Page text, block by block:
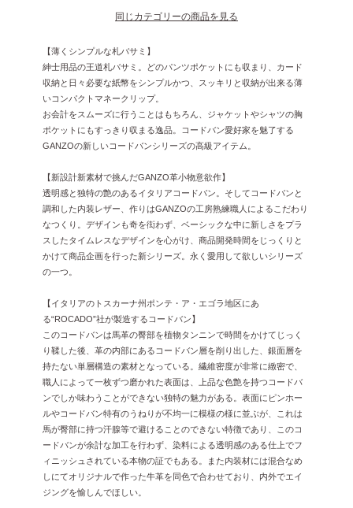
同じカテゴリーの商品を見る
【薄くシンプルな札バサミ】
紳士用品の王道札バサミ。どのパンツポケットにも収まり、カード
収納と日々必要な紙幣をシンプルかつ、スッキリと収納が出来る薄
いコンパクトマネークリップ。
お会計をスムーズに行うことはもちろん、ジャケットやシャツの胸
ポケットにもすっきり収まる逸品。コードバン愛好家を魅了する
GANZOの新しいコードバンシリーズの高級アイテム。
【新設計新素材で挑んだGANZO革小物意欲作】
透明感と独特の艶のあるイタリアコードバン。そしてコードバンと
調和した内装レザー、作りはGANZOの工房熟練職人によるこだわり
なつくり。デザインも奇を衒わず、ベーシックな中に新しさをプラ
スしたタイムレスなデザインを心がけ、商品開発時間をじっくりと
かけて商品企画を行った新シリーズ。永く愛用して欲しいシリーズ
の一つ。
【イタリアのトスカーナ州ポンテ・ア・エゴラ地区にあ
る“ROCADO”社が製造するコードバン】
このコードバンは馬革の臀部を植物タンニンで時間をかけてじっく
り鞣した後、革の内部にあるコードバン層を削り出した、銀面層を
持たない単層構造の素材となっている。繊維密度が非常に緻密で、
職人によって一枚ずつ磨かれた表面は、上品な色艶を持つコードバ
ンでしか味わうことができない独特の魅力がある。表面にピンホー
ルやコードバン特有のうねりが不均一に模様の様に並ぶが、これは
馬が臀部に持つ汗腺等で避けることのできない特徴であり、このコ
ードバンが余計な加工を行わず、染料による透明感のある仕上でフ
ィニッシュされている本物の証でもある。また内装材には混合なめ
しにてオリジナルで作った牛革を同色で合わせており、内外でエイ
ジングを愉しんでほしい。